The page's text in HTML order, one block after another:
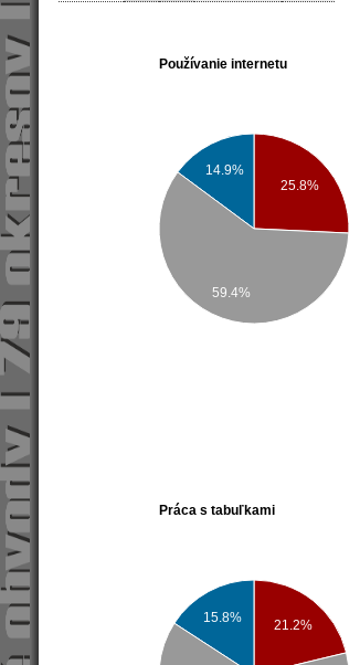
Používanie internetu
25.8%
14.9%
59.4%
Práca s tabuľkami
21.2%
15.8%